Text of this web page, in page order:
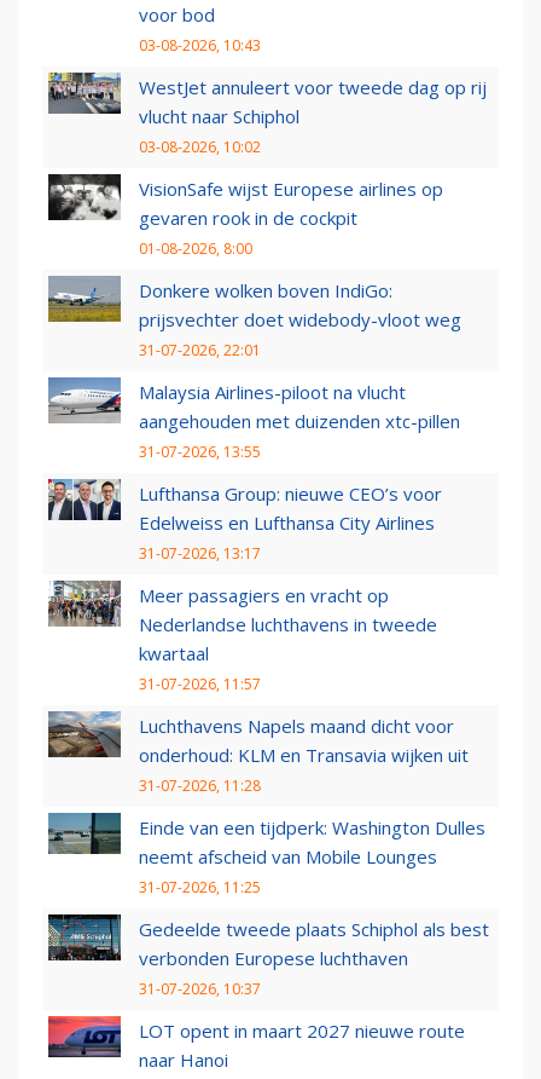
voor bod
03-08-2026, 10:43
WestJet annuleert voor tweede dag op rij
vlucht naar Schiphol
03-08-2026, 10:02
VisionSafe wijst Europese airlines op
gevaren rook in de cockpit
01-08-2026, 8:00
Donkere wolken boven IndiGo:
prijsvechter doet widebody-vloot weg
31-07-2026, 22:01
Malaysia Airlines-piloot na vlucht
aangehouden met duizenden xtc-pillen
31-07-2026, 13:55
Lufthansa Group: nieuwe CEO’s voor
Edelweiss en Lufthansa City Airlines
31-07-2026, 13:17
Meer passagiers en vracht op
Nederlandse luchthavens in tweede
kwartaal
31-07-2026, 11:57
Luchthavens Napels maand dicht voor
onderhoud: KLM en Transavia wijken uit
31-07-2026, 11:28
Einde van een tijdperk: Washington Dulles
neemt afscheid van Mobile Lounges
31-07-2026, 11:25
Gedeelde tweede plaats Schiphol als best
verbonden Europese luchthaven
31-07-2026, 10:37
LOT opent in maart 2027 nieuwe route
naar Hanoi